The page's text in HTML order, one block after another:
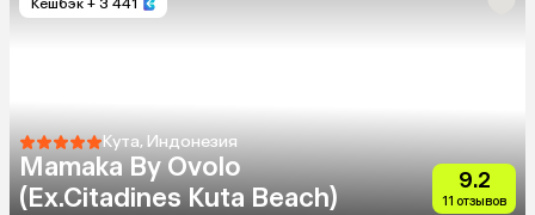
Кешбэк + 3 441
Кута, Индонезия
Mamaka By Ovolo
(Ex.Citadines Kuta Beach)
9.2
11 отзывов